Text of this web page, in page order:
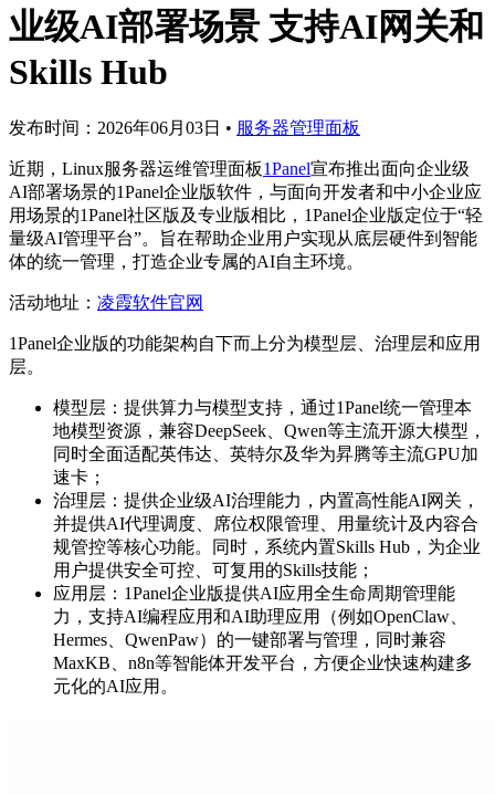
业级AI部署场景 支持AI网关和
Skills Hub
发布时间：2026年06月03日 • 服务器管理面板
近期，Linux服务器运维管理面板1Panel宣布推出面向企业级
AI部署场景的1Panel企业版软件，与面向开发者和中小企业应
用场景的1Panel社区版及专业版相比，1Panel企业版定位于“轻
量级AI管理平台”。旨在帮助企业用户实现从底层硬件到智能
体的统一管理，打造企业专属的AI自主环境。
活动地址： 凌霞软件官网
1Panel企业版的功能架构自下而上分为模型层、治理层和应用
层。
模型层：提供算力与模型支持，通过1Panel统一管理本
地模型资源，兼容DeepSeek、Qwen等主流开源大模型，
同时全面适配英伟达、英特尔及华为昇腾等主流GPU加
速卡；
治理层：提供企业级AI治理能力，内置高性能AI网关，
并提供AI代理调度、席位权限管理、用量统计及内容合
规管控等核心功能。同时，系统内置Skills Hub，为企业
用户提供安全可控、可复用的Skills技能；
应用层：1Panel企业版提供AI应用全生命周期管理能
力，支持AI编程应用和AI助理应用（例如OpenClaw、
Hermes、QwenPaw）的一键部署与管理，同时兼容
MaxKB、n8n等智能体开发平台，方便企业快速构建多
元化的AI应用。